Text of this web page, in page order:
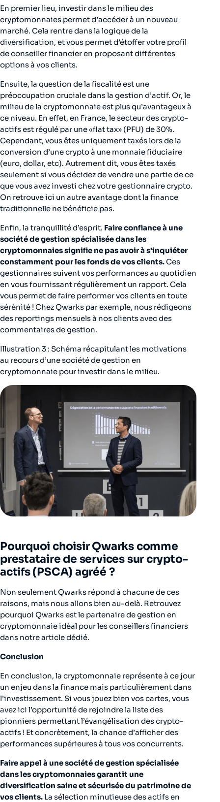
En premier lieu, investir dans le milieu des
cryptomonnaies permet d’accéder à un nouveau
marché. Cela rentre dans la logique de la
diversification, et vous permet d’étoffer votre profil
de conseiller financier en proposant différentes
options à vos clients.
Ensuite, la question de la fiscalité est une
préoccupation cruciale dans la gestion d’actif. Or, le
milieu de la cryptomonnaie est plus qu’avantageux à
ce niveau. En effet, en France, le secteur des crypto-
actifs est régulé par une «flat tax» (PFU) de 30%.
Cependant, vous êtes uniquement taxés lors de la
conversion d’une crypto à une monnaie fiduciaire
(euro, dollar, etc). Autrement dit, vous êtes taxés
seulement si vous décidez de vendre une partie de ce
que vous avez investi chez votre gestionnaire crypto.
On retrouve ici un autre avantage dont la finance
traditionnelle ne bénéficie pas.
Enfin, la tranquillité d’esprit. Faire confiance à une
société de gestion spécialisée dans les
cryptomonnaies signifie ne pas avoir à s’inquiéter
constamment pour les fonds de vos clients.Ces
gestionnaires suivent vos performances au quotidien
en vous fournissant régulièrement un rapport. Cela
vous permet de faire performer vos clients en toute
sérénité ! Chez Qwarks par exemple, nous rédigeons
des reportings mensuels à nos clients avec des
commentaires de gestion.
Illustration 3 : Schéma récapitulant les motivations
au recours d’une société de gestion en
cryptomonnaie pour investir dans le milieu.
Pourquoi choisir Qwarks comme
prestataire de services sur crypto-
actifs (PSCA) agréé ?
Non seulement Qwarks répond à chacune de ces
raisons, mais nous allons bien au-delà. Retrouvez
pourquoi Qwarks est le partenaire de gestion en
cryptomonnaie idéal pour les conseillers financiers
dans notre article dédié.
Conclusion
En conclusion, la cryptomonnaie représente à ce jour
un enjeu dans la finance mais particulièrement dans
l’investissement. Si vous jouez bien vos cartes, vous
avez ici l’opportunité de rejoindre la liste des
pionniers permettant l’évangélisation des crypto-
actifs ! Et concrètement, la chance d’afficher des
performances supérieures à tous vos concurrents.
Faire appel à une société de gestion spécialisée
dans les cryptomonnaies garantit une
diversification saine et sécurisée du patrimoine de
vos clients. La sélection minutieuse des actifs en